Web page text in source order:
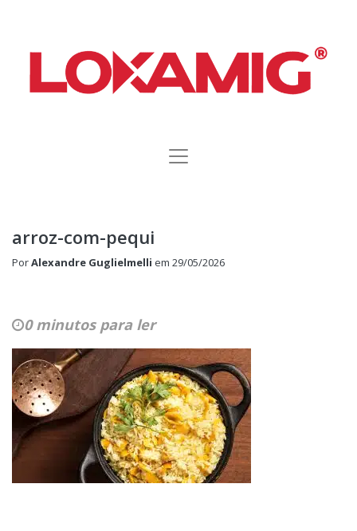
arroz-com-pequi
PorAlexandre Guglielmelli em 29/05/2026
0 minutos para ler